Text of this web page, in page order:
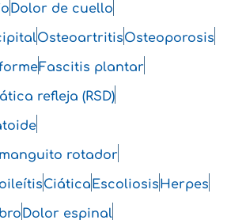
Dolor de cuello
OsteoartritisOsteoporosis
Fascitis plantar
refleja (RSD)
rotador
CiáticaEscoliosisHerpes
Dolor espinal